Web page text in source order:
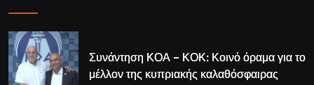
Συνάντηση ΚΟΑ – ΚΟΚ: Κοινό όραμα για το
μέλλον της κυπριακής καλαθόσφαιρας